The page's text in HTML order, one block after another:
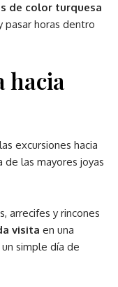
de color turquesa
pasar horas dentro
hacia
excursiones hacia
de las mayores joyas
arrecifes y rincones
visita en una
simple día de